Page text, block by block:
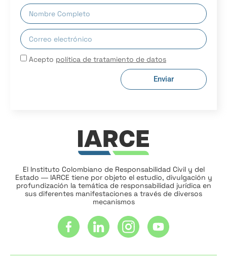
Acepto política de tratamiento de datos
Enviar
El Instituto Colombiano de Responsabilidad Civil y del
Estado ― IARCE tiene por objeto el estudio, divulgación y
profundización la temática de responsabilidad jurídica en
sus diferentes manifestaciones a través de diversos
mecanismos